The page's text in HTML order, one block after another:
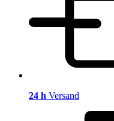
24 h Versand